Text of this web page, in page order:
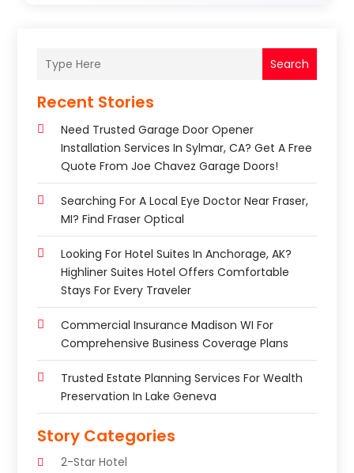
Search
Recent Stories
Need Trusted Garage Door Opener
Installation Services In Sylmar, CA? Get A Free
Quote From Joe Chavez Garage Doors!
Searching For A Local Eye Doctor Near Fraser,
MI? Find Fraser Optical
Looking For Hotel Suites In Anchorage, AK?
Highliner Suites Hotel Offers Comfortable
Stays For Every Traveler
Commercial Insurance Madison WI For
Comprehensive Business Coverage Plans
Trusted Estate Planning Services For Wealth
Preservation In Lake Geneva
Story Categories
2-Star Hotel